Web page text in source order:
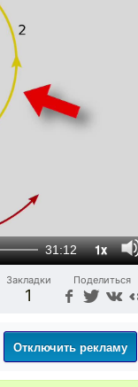
31:12 1x
Закладки
1
Поделиться
Отключить рекламу